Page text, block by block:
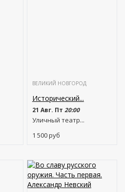
ВЕЛИКИЙ НОВГОРОД
Исторический...
21 Авг. Пт 20:00
Уличный театр...
1 500руб